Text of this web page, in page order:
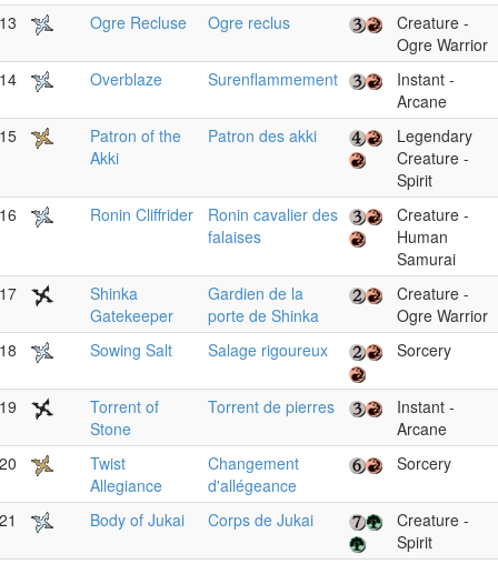
Ogre Recluse Ogre reclus
Creature -
Ogre Warrior
Overblaze Surenflammement
Instant -
Arcane
Patron of the
Akki
Patron des akki
Legendary
Creature -
Spirit
Ronin Cliffrider
Ronin cavalier des
falaises
Creature -
Human
Samurai
Shinka
Gatekeeper
Gardien de la
porte de Shinka
Creature -
Ogre Warrior
Sowing Salt Salage rigoureux Sorcery
Torrent of
Stone
Torrent de pierres
Instant -
Arcane
Twist
Allegiance
Changement
d'allégeance
Sorcery
Body of Jukai Corps de Jukai
Creature -
Spirit